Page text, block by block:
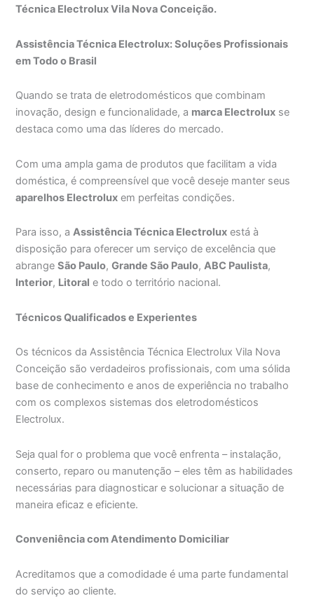
Técnica Electrolux Vila Nova Conceição.
Assistência Técnica Electrolux: Soluções Profissionais
em Todo o Brasil
Quando se trata de eletrodomésticos que combinam
inovação, design e funcionalidade, a marca Electrolux se
destaca como uma das líderes do mercado.
Com uma ampla gama de produtos que facilitam a vida
doméstica, é compreensível que você deseje manter seus
aparelhos Electrolux em perfeitas condições.
Para isso, aAssistência Técnica Electrolux está à
disposição para oferecer um serviço de excelência que
abrangeSão Paulo,Grande São Paulo,ABC Paulista,
Interior, Litoral e todo o território nacional.
Técnicos Qualificados e Experientes
Os técnicos da Assistência Técnica Electrolux Vila Nova
Conceição são verdadeiros profissionais, com uma sólida
base de conhecimento e anos de experiência no trabalho
com os complexos sistemas dos eletrodomésticos
Electrolux.
Seja qual for o problema que você enfrenta – instalação,
conserto, reparo ou manutenção – eles têm as habilidades
necessárias para diagnosticar e solucionar a situação de
maneira eficaz e eficiente.
Conveniência com Atendimento Domiciliar
Acreditamos que a comodidade é uma parte fundamental
do serviço ao cliente.